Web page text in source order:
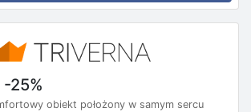
25%
obiekt położony w samym sercu